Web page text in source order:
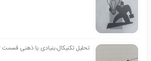
تحلیل تکنیکال،بنیادی یا ذهنی قسمت ۵۳